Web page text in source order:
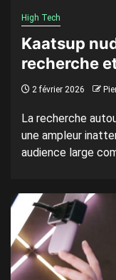
High Tech
Kaatsup
recherche
2 février 2026
La recherche
une ampleur
audience large